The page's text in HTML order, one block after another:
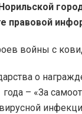
правовой
войны с
о
– «За